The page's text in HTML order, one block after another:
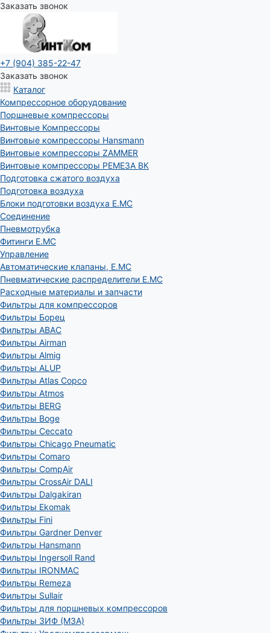
Заказать звонок
+7 (904) 385-22-47
Заказать звонок
Каталог
Компрессорное оборудование
Поршневые компрессоры
Винтовые Компрессоры
Винтовые компрессоры Hansmann
Винтовые компрессоры ZAMMER
Винтовые компрессоры РЕМЕЗА ВК
Подготовка сжатого воздуха
Подготовка воздуха
Блоки подготовки воздуха E.MC
Соединение
Пневмотрубка
Фитинги E.MC
Управление
Автоматические клапаны, Е.МС
Пневматические распределители E.MC
Расходные материалы и запчасти
Фильтры для компрессоров
Фильтры Борец
Фильтры ABAC
Фильтры Airman
Фильтры Almig
Фильтры ALUP
Фильтры Atlas Copco
Фильтры Atmos
Фильтры BERG
Фильтры Boge
Фильтры Ceccato
Фильтры Chicago Pneumatic
Фильтры Comaro
Фильтры CompAir
Фильтры CrossAir DALI
Фильтры Dalgakiran
Фильтры Ekomak
Фильтры Fini
Фильтры Gardner Denver
Фильтры Hansmann
Фильтры Ingersoll Rand
Фильтры IRONMAC
Фильтры Remeza
Фильтры Sullair
Фильтры для поршневых компрессоров
Фильтры ЗИФ (МЗА)